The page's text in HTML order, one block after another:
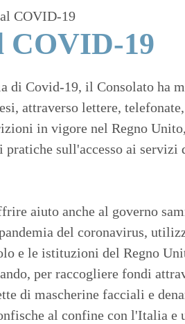
COVID-19
COVID-19
di Covid-19, il Consolato ha
attraverso lettere,
in vigore nel Regno
sull'accesso ai
aiuto anche al governo
del coronavirus,
e le istituzioni del Regno
per raccogliere fondi
di mascherine facciali e
al confine con l'Italia